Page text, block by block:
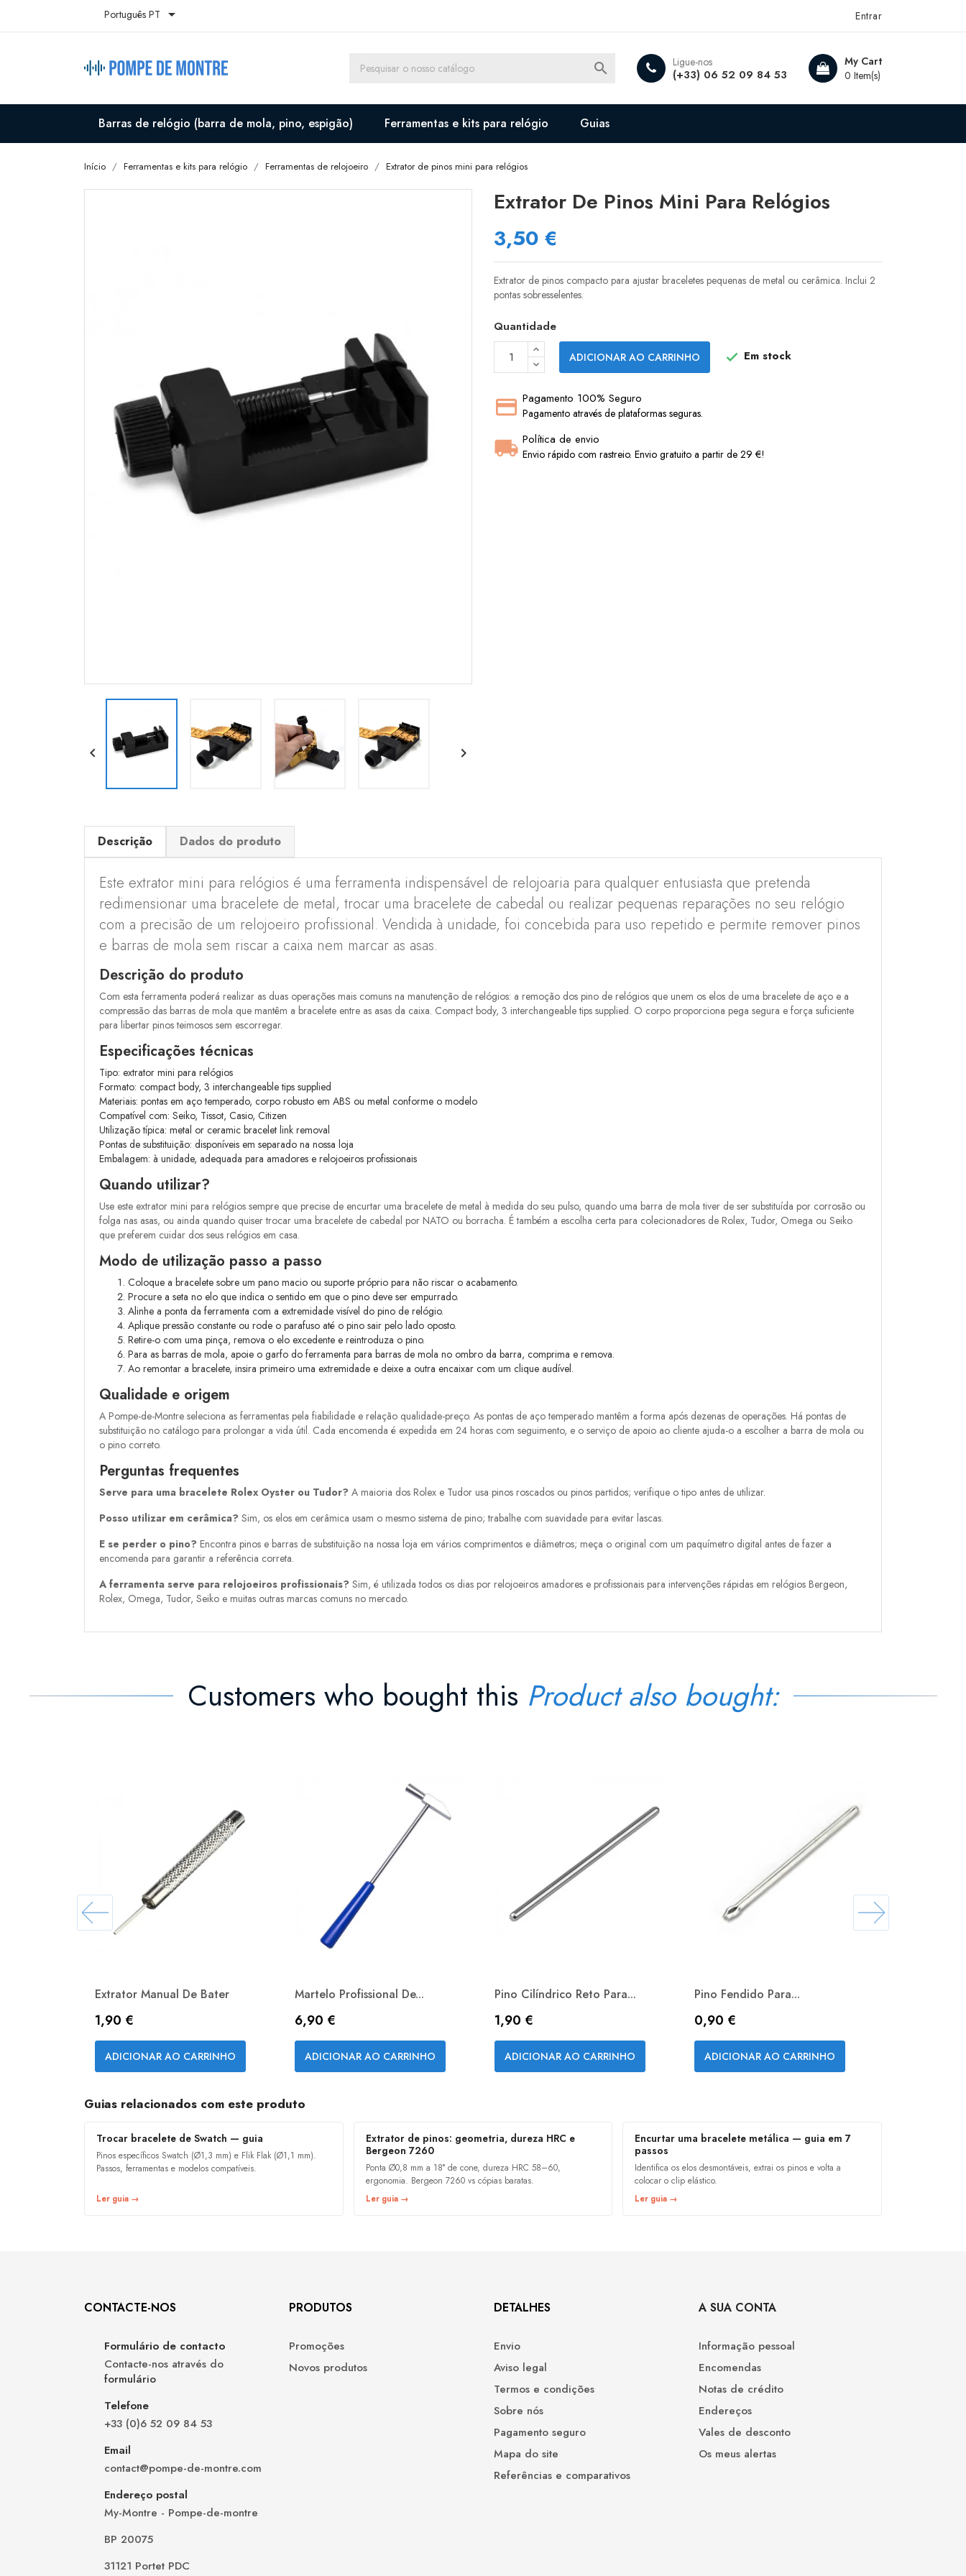
Português PT  Entrar
My Cart
0 Item(s)
Ligue-nos
(+33) 06 52 09 84 53

Barras de relógio (barra de mola, pino, espigão) Ferramentas e kits para relógio Guias
Início Ferramentas e kits para relógio Ferramentas de relojoeiro Extrator de pinos mini para relógios
 
Extrator De Pinos Mini Para Relógios
3,50 €
Extrator de pinos compacto para ajustar braceletes pequenas de metal ou cerâmica. Inclui 2
pontas sobresselentes.
Quantidade
ADICIONAR AO CARRINHO  Em stock
Pagamento 100% Seguro
Pagamento através de plataformas seguras.
Política de envio
Envio rápido com rastreio. Envio gratuito a partir de 29 €!
Descrição Dados do produto
Este extrator mini para relógios é uma ferramenta indispensável de relojoaria para qualquer entusiasta que pretenda
redimensionar uma bracelete de metal, trocar uma bracelete de cabedal ou realizar pequenas reparações no seu relógio
com a precisão de um relojoeiro profissional. Vendida à unidade, foi concebida para uso repetido e permite remover pinos
e barras de mola sem riscar a caixa nem marcar as asas.
Descrição do produto
Com esta ferramenta poderá realizar as duas operações mais comuns na manutenção de relógios: a remoção dos pino de relógios que unem os elos de uma bracelete de aço e a
compressão das barras de mola que mantêm a bracelete entre as asas da caixa. Compact body, 3 interchangeable tips supplied. O corpo proporciona pega segura e força suficiente
para libertar pinos teimosos sem escorregar.
Especificações técnicas
Tipo: extrator mini para relógios
Formato: compact body, 3 interchangeable tips supplied
Materiais: pontas em aço temperado, corpo robusto em ABS ou metal conforme o modelo
Compatível com: Seiko, Tissot, Casio, Citizen
Utilização típica: metal or ceramic bracelet link removal
Pontas de substituição: disponíveis em separado na nossa loja
Embalagem: à unidade, adequada para amadores e relojoeiros profissionais
Quando utilizar?
Use este extrator mini para relógios sempre que precise de encurtar uma bracelete de metal à medida do seu pulso, quando uma barra de mola tiver de ser substituída por corrosão ou
folga nas asas, ou ainda quando quiser trocar uma bracelete de cabedal por NATO ou borracha. É também a escolha certa para colecionadores de Rolex, Tudor, Omega ou Seiko
que preferem cuidar dos seus relógios em casa.
Modo de utilização passo a passo
Coloque a bracelete sobre um pano macio ou suporte próprio para não riscar o acabamento.
Procure a seta no elo que indica o sentido em que o pino deve ser empurrado.
Alinhe a ponta da ferramenta com a extremidade visível do pino de relógio.
Aplique pressão constante ou rode o parafuso até o pino sair pelo lado oposto.
Retire-o com uma pinça, remova o elo excedente e reintroduza o pino.
Para as barras de mola, apoie o garfo do ferramenta para barras de mola no ombro da barra, comprima e remova.
Ao remontar a bracelete, insira primeiro uma extremidade e deixe a outra encaixar com um clique audível.
Qualidade e origem
A Pompe-de-Montre seleciona as ferramentas pela fiabilidade e relação qualidade-preço. As pontas de aço temperado mantêm a forma após dezenas de operações. Há pontas de
substituição no catálogo para prolongar a vida útil. Cada encomenda é expedida em 24 horas com seguimento, e o serviço de apoio ao cliente ajuda-o a escolher a barra de mola ou
o pino correto.
Perguntas frequentes
Serve para uma bracelete Rolex Oyster ou Tudor? A maioria dos Rolex e Tudor usa pinos roscados ou pinos partidos; verifique o tipo antes de utilizar.
Posso utilizar em cerâmica? Sim, os elos em cerâmica usam o mesmo sistema de pino; trabalhe com suavidade para evitar lascas.
E se perder o pino? Encontra pinos e barras de substituição na nossa loja em vários comprimentos e diâmetros; meça o original com um paquímetro digital antes de fazer a
encomenda para garantir a referência correta.
A ferramenta serve para relojoeiros profissionais? Sim, é utilizada todos os dias por relojoeiros amadores e profissionais para intervenções rápidas em relógios Bergeon,
Rolex, Omega, Tudor, Seiko e muitas outras marcas comuns no mercado.
Customers who bought this Product also bought:
Extrator Manual De Bater
Preço
1,90 €
ADICIONAR AO CARRINHO
Martelo Profissional De...
Preço
6,90 €
ADICIONAR AO CARRINHO
Pino Cilíndrico Reto Para...
Preço
1,90 €
ADICIONAR AO CARRINHO
Pino Fendido Para...
Preço
0,90 €
ADICIONAR AO CARRINHO
Guias relacionados com este produto
Trocar bracelete de Swatch — guia
Pinos específicos Swatch (Ø1,3 mm) e Flik Flak (Ø1,1 mm).
Passos, ferramentas e modelos compatíveis.
Ler guia →
Extrator de pinos: geometria, dureza HRC e
Bergeon 7260
Ponta Ø0,8 mm a 18° de cone, dureza HRC 58–60,
ergonomia. Bergeon 7260 vs cópias baratas.
Ler guia →
Encurtar uma bracelete metálica — guia em 7
passos
Identifica os elos desmontáveis, extrai os pinos e volta a
colocar o clip elástico.
Ler guia →
CONTACTE-NOS
Formulário de contacto
Contacte-nos através do
formulário
Telefone
+33 (0)6 52 09 84 53
Email
contact@pompe-de-montre.com
Endereço postal
My-Montre - Pompe-de-montre
BP 20075
31121 Portet PDC
PRODUTOS
Promoções
Novos produtos
DETALHES
Envio
Aviso legal
Termos e condições
Sobre nós
Pagamento seguro
Mapa do site
Referências e comparativos
A SUA CONTA
Informação pessoal
Encomendas
Notas de crédito
Endereços
Vales de desconto
Os meus alertas